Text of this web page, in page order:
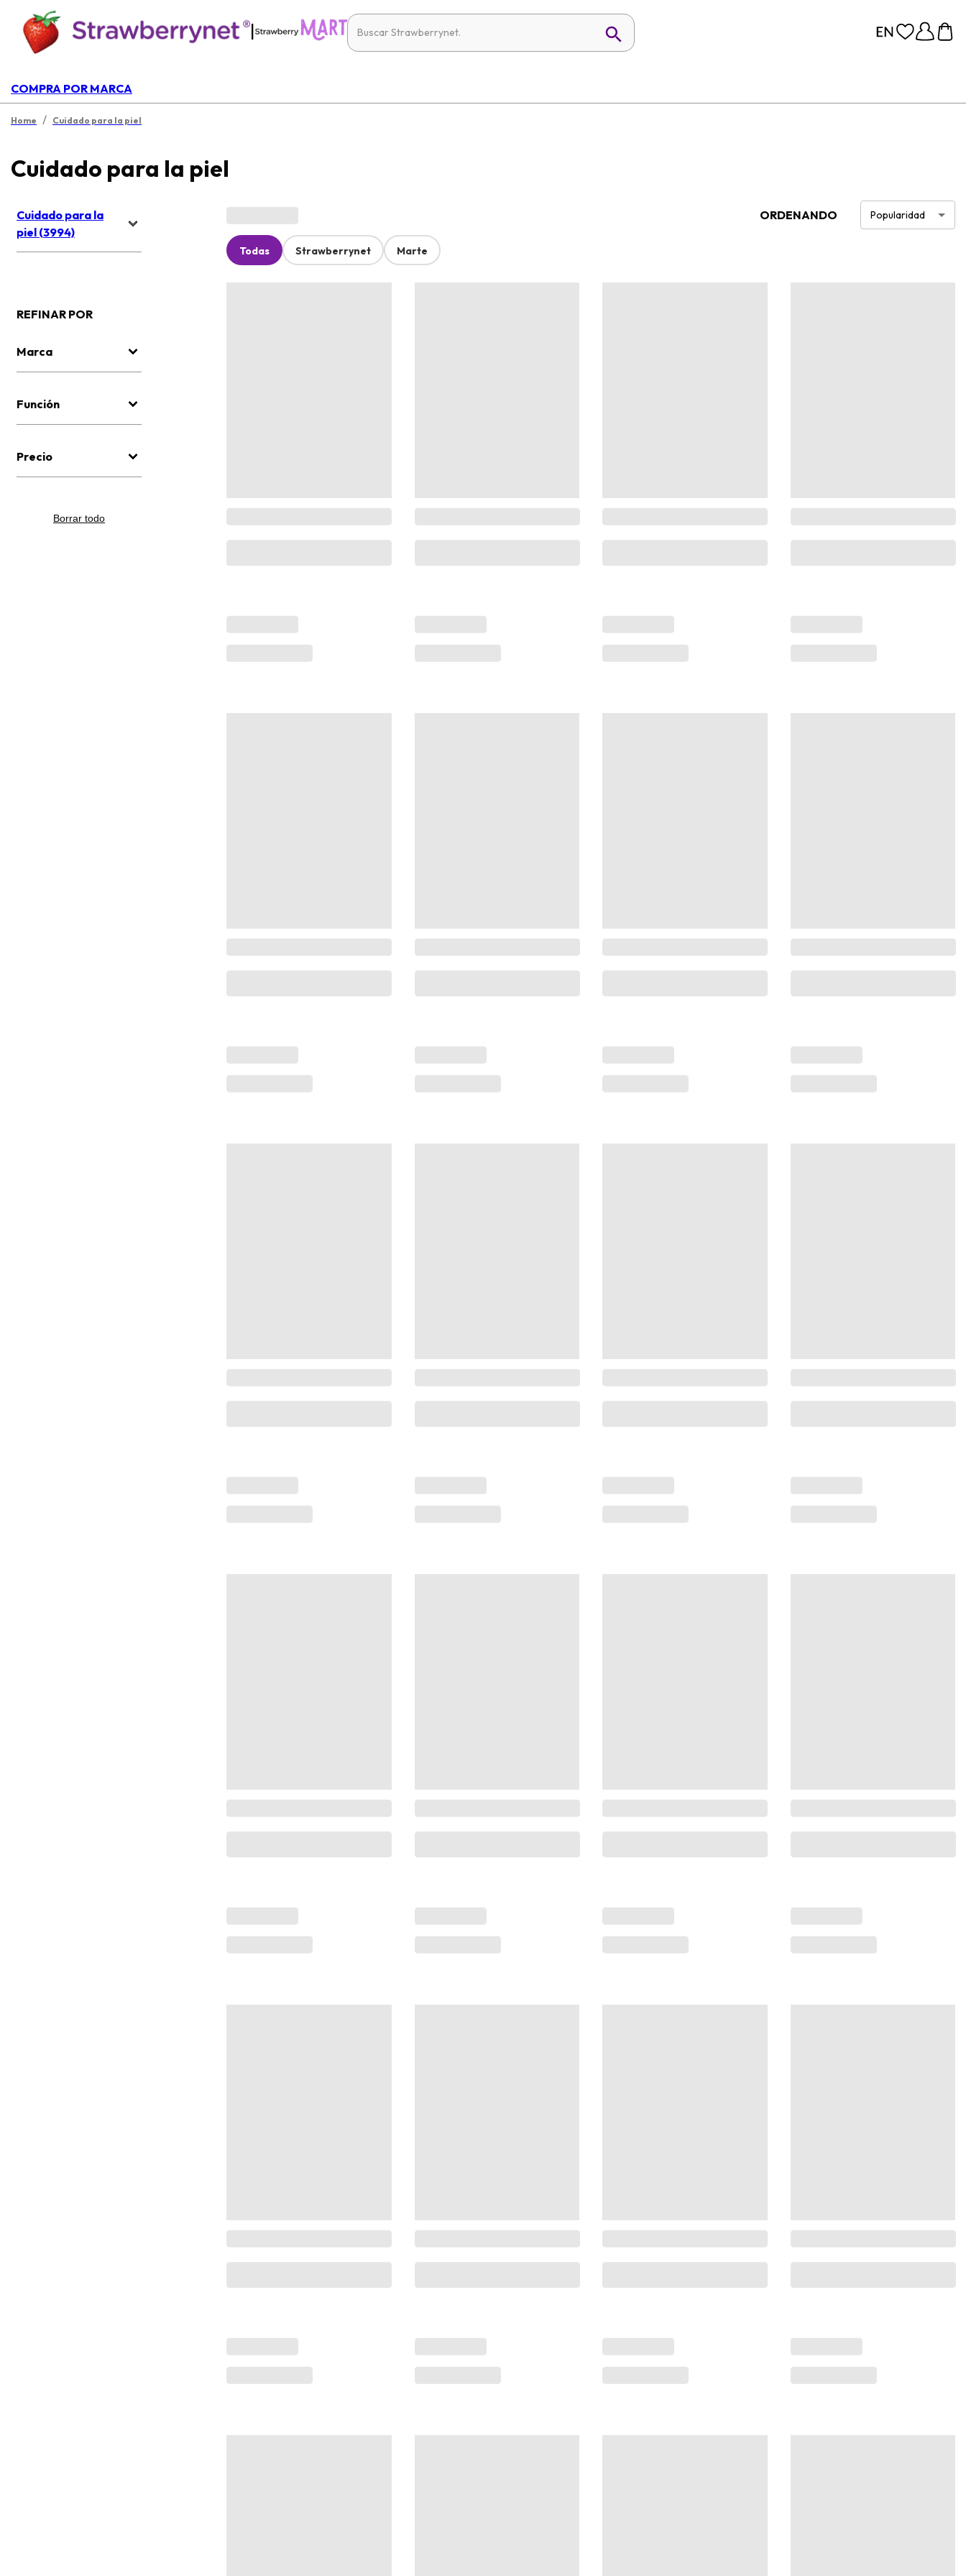
|
COMPRA POR MARCA
Home / Cuidado para la piel
Cuidado para la piel
Cuidado para la
piel (3994)
REFINAR POR
Marca
Función
Precio
Borrar todo
ORDENANDO Popularidad
Todas Strawberrynet Marte